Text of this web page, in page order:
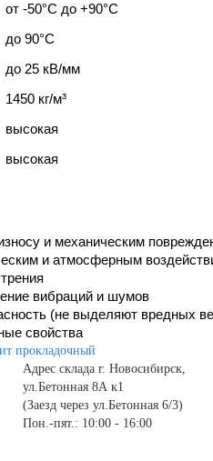
от -50°C до +90°C
до 90°C
до 25 кВ/мм
1450 кг/м³
высокая
высокая
и механическим
и атмосферным
вибраций и шумов
(не выделяют вредных
свойства
прокладочный
Адрес склада г. Новосибирск,
ул.Бетонная 8А к1
(Заезд через ул.Бетонная 6/3)
Пон.-пят.: 10:00 - 16:00